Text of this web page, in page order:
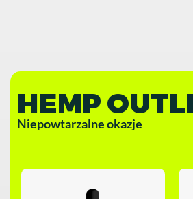
HEMP
Niepowtarzalne okazje